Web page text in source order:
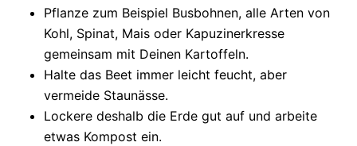
Pflanze zum Beispiel Busbohnen, alle Arten von
Kohl, Spinat, Mais oder Kapuzinerkresse
gemeinsam mit Deinen Kartoffeln.
Halte das Beet immer leicht feucht, aber
vermeide Staunässe.
Lockere deshalb die Erde gut auf und arbeite
etwas Kompost ein.